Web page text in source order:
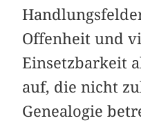
Offenheit und
Einsetzbarkeit
auf, die nicht
Genealogie